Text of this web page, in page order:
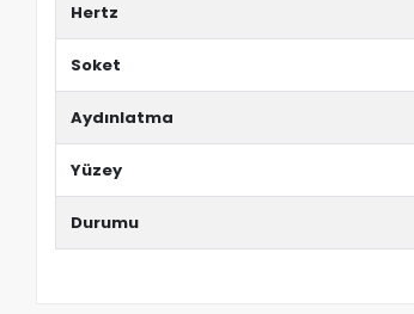
Hertz
Soket
Aydınlatma
Yüzey
Durumu